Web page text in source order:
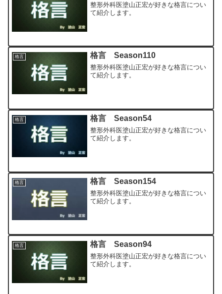
整形外科医塗山正宏が好きな格言につい
て紹介します。
格言 格言 Season110
整形外科医塗山正宏が好きな格言につい
て紹介します。
格言 格言 Season54
整形外科医塗山正宏が好きな格言につい
て紹介します。
格言 格言 Season154
整形外科医塗山正宏が好きな格言につい
て紹介します。
格言 格言 Season94
整形外科医塗山正宏が好きな格言につい
て紹介します。